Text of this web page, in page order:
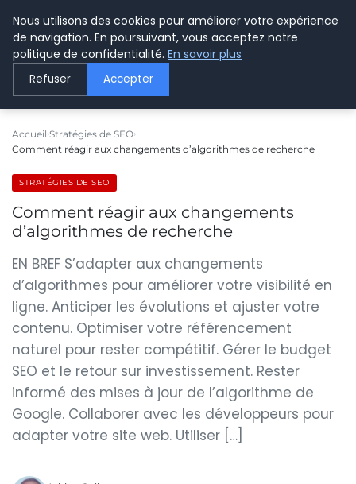
LE WEBMARKETING
Accueil Stratégies de SEO
Comment réagir aux changements d’algorithmes de recherche
STRATÉGIES DE SEO
Comment réagir aux changements
d’algorithmes de recherche
EN BREF S’adapter aux changements
d’algorithmes pour améliorer votre visibilité en
ligne. Anticiper les évolutions et ajuster votre
contenu. Optimiser votre référencement
naturel pour rester compétitif. Gérer le budget
SEO et le retour sur investissement. Rester
informé des mises à jour de l’algorithme de
Google. Collaborer avec les développeurs pour
adapter votre site web. Utiliser […]
Nous utilisons des cookies pour améliorer votre expérience
de navigation. En poursuivant, vous acceptez notre
politique de confidentialité. En savoir plus
Refuser Accepter